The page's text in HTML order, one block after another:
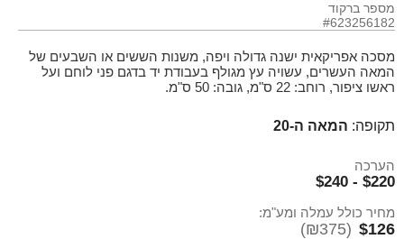
מספר ברקוד
#623256182
מסכה אפריקאית ישנה גדולה ויפה, משנות הששים או השבעים של
המאה העשרים, עשויה עץ מגולף בעבודת יד בדגם פני לוחם ועל
ראשו ציפור, רוחב: 22 ס"מ, גובה: 50 ס"מ.
תקופה: המאה ה-20
הערכה
$220 - $240
מחיר כולל עמלה ומע"מ:
$126
(₪375)